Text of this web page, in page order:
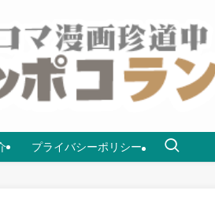
プライバシーポリシー